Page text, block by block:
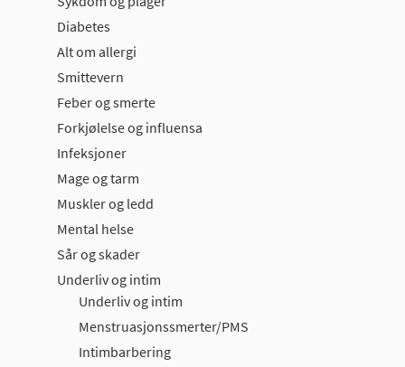
Diabetes
Alt om allergi
Smittevern
Feber og smerte
Forkjølelse og influensa
Infeksjoner
Mage og tarm
Muskler og ledd
Mental helse
Sår og skader
Underliv og intim
Underliv og intim
Menstruasjonssmerter/PMS
Intimbarbering